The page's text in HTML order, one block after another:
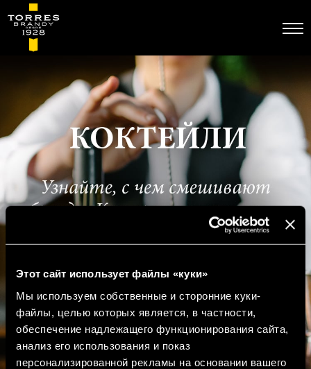
Этот сайт использует файлы «куки»
Мы используем собственные и сторонние куки-
файлы, целью которых является, в частности,
обеспечение надлежащего функционирования сайта,
анализ его использования и показ
персонализированной рекламы на основании вашего
Перейти
основному